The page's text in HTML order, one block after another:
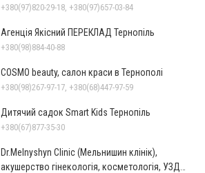
Леонтієвна
+380(97)820-29-18, +380(97)657-03-84
Агенція Якісний ПЕРЕКЛАД Тернопіль
+380(98)884-40-88
COSMO beauty, салон краси в Тернополі
+380(98)267-97-17, +380(68)447-97-59
Дитячий садок Smart Kids Тернопіль
+380(67)877-35-30
Dr.Melnyshyn Clinic (Мельнишин клінік),
акушерство гінекологія, косметологія, УЗД